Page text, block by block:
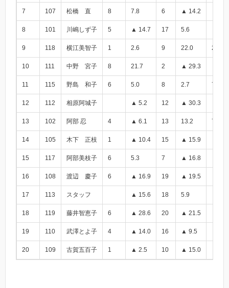
7 107 松橋 直 8 7.8 6 ▲ 14.2
8 101 川嶋しず子 5 ▲ 14.7 17 5.6
9 118 横江美智子 1 2.6 9 22.0 24.6
10 111 中野 宮子 8 21.7 2 ▲ 29.3
11 115 野島 和子 6 5.0 8 2.7 7.7
12 112 相原阿城子 ▲ 5.2 12 ▲ 30.3
13 102 阿部 忍 4 ▲ 6.1 13 13.2 7.1
14 105 木下 正枝 1 ▲ 10.4 15 ▲ 15.9
15 117 阿部美枝子 6 5.3 7 ▲ 16.8
16 108 渡辺 慶子 6 ▲ 16.9 19 ▲ 19.5
17 113 スタッフ ▲ 15.6 18 5.9
18 119 藤井智恵子 6 ▲ 28.6 20 ▲ 21.5
19 110 武澤とよ子 4 ▲ 14.0 16 ▲ 9.5
20 109 古賀五百子 1 ▲ 2.5 10 ▲ 15.0